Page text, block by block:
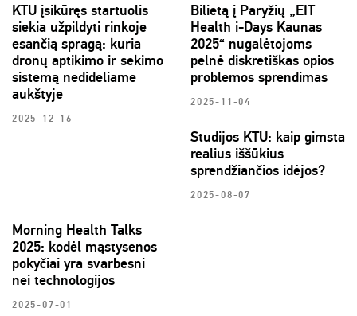
KTU įsikūręs startuolis
siekia užpildyti rinkoje
esančią spragą: kuria
dronų aptikimo ir sekimo
sistemą nedideliame
aukštyje
2025-12-16
Bilietą į Paryžių „EIT
Health i-Days Kaunas
2025“ nugalėtojoms
pelnė diskretiškas opios
problemos sprendimas
2025-11-04
Studijos KTU: kaip gimsta
realius iššūkius
sprendžiančios idėjos?
2025-08-07
Morning Health Talks
2025: kodėl mąstysenos
pokyčiai yra svarbesni
nei technologijos
2025-07-01